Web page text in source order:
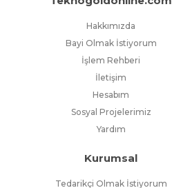
Hakkımızda
Bayi Olmak İstiyorum
İşlem Rehberi
İletişim
Hesabım
Sosyal Projelerimiz
Yardım
Kurumsal
Tedarikçi Olmak İstiyorum